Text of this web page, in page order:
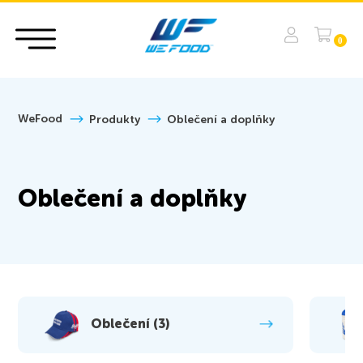
0
WeFood Produkty Oblečení a doplňky
Oblečení a doplňky
Oblečení (3)